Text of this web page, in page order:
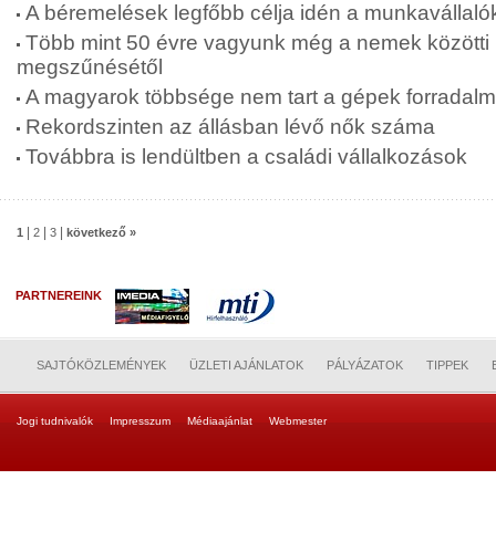
A béremelések legfőbb célja idén a
Több mint 50 évre vagyunk még a nemek
megszűnésétől
A magyarok többsége nem tart a gépek
Rekordszinten az állásban lévő nők száma
Továbbra is lendültben a családi vállalkozások
1 2 3 következő »
PARTNEREINK
SAJTÓKÖZLEMÉNYEK ÜZLETI AJÁNLATOK PÁLYÁZATOK TIPPEK
Jogi tudnivalók Impresszum Médiaajánlat Webmester